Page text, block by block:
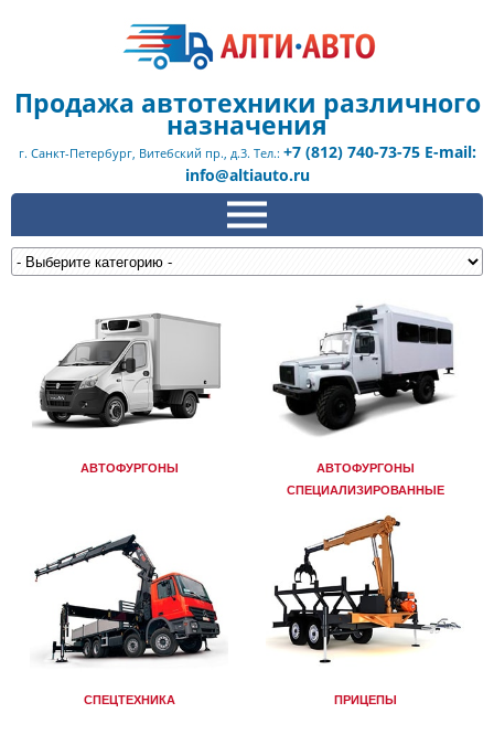
Продажа автотехники различного
назначения
г. Санкт-Петербург, Витебский пр., д.3. Тел.: +7 (812) 740-73-75 E-mail:
info@altiauto.ru
АВТОФУРГОНЫ
АВТОФУРГОНЫ
СПЕЦИАЛИЗИРОВАННЫЕ
СПЕЦТЕХНИКА ПРИЦЕПЫ